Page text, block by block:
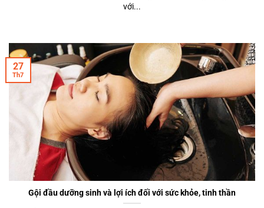
với...
Gội đầu dưỡng sinh và lợi ích đối với sức khỏe, tinh thần
27
Th7